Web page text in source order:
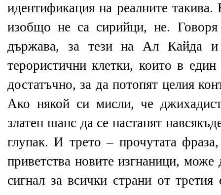
идентификация на реалните такива.
изобщо не са сирийци, не.
държава, за тези на Ал Кайда и
терористични клетки, които в
достатъчно, за да потопят целия
Ако някой си мисли, че
златен шанс да се настанят
глупак. И трето – прочутата
приветства новите изгнаници, може
сигнал за всички страни от